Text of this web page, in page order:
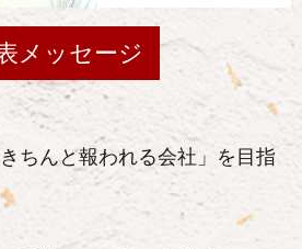
メッセージ
ちんと報われる会社」を目指